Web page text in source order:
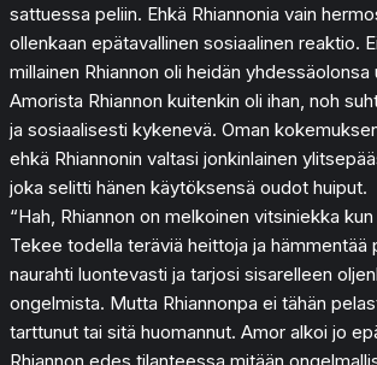
sattuessa peliin. Ehkä Rhiannonia vain
ollenkaan epätavallinen sosiaalinen reaktio.
millainen Rhiannon oli heidän yhdessäolonsa
Amorista Rhiannon kuitenkin oli ihan, noh
ja sosiaalisesti kykenevä. Oman
ehkä Rhiannonin valtasi jonkinlainen
joka selitti hänen käytöksensä oudot huiput.
“Hah, Rhiannon on melkoinen vitsiniekka
Tekee todella teräviä heittoja ja hämmentää
naurahti luontevasti ja tarjosi sisarelleen
ongelmista. Mutta Rhiannonpa ei tähän
tarttunut tai sitä huomannut. Amor alkoi jo
Rhiannon edes tilanteessa mitään